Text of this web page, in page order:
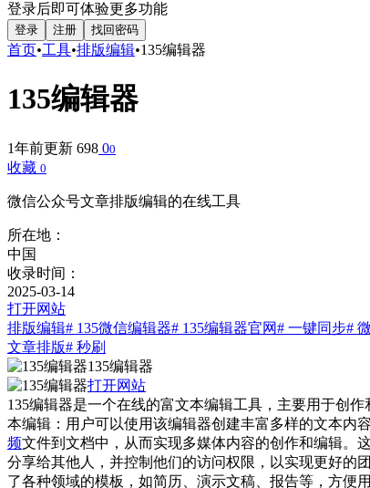
登录后即可体验更多功能
登录 注册 找回密码
首页•工具•排版编辑•135编辑器
135编辑器
1年前更新 698 00
收藏 0
微信公众号文章排版编辑的在线工具
所在地：
中国
收录时间：
2025-03-14
打开网站
排版编辑# 135微信编辑器# 135编辑器官网# 一键同步#
文章排版# 秒刷
135编辑器
打开网站
135编辑器是一个在线的富文本编辑工具，主要用于创
本编辑：用户可以使用该编辑器创建丰富多样的文本内
频文件到文档中，从而实现多媒体内容的创作和编辑。
分享给其他人，并控制他们的访问权限，以实现更好的
了各种领域的模板，如简历、演示文稿、报告等，方便